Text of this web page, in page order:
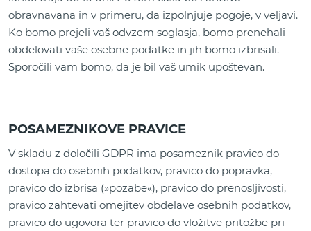
obravnavana in v primeru, da izpolnjuje pogoje, v veljavi.
Ko bomo prejeli vaš odvzem soglasja, bomo prenehali
obdelovati vaše osebne podatke in jih bomo izbrisali.
Sporočili vam bomo, da je bil vaš umik upoštevan.
POSAMEZNIKOVE PRAVICE
V skladu z določili GDPR ima posameznik pravico do
dostopa do osebnih podatkov, pravico do popravka,
pravico do izbrisa (»pozabe«), pravico do prenosljivosti,
pravico zahtevati omejitev obdelave osebnih podatkov,
pravico do ugovora ter pravico do vložitve pritožbe pri